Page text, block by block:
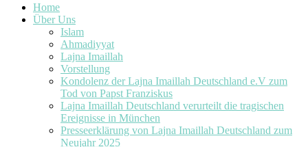
Home
Über Uns
Islam
Ahmadiyyat
Lajna Imaillah
Vorstellung
Kondolenz der Lajna Imaillah Deutschland e.V zum
Tod von Papst Franziskus
Lajna Imaillah Deutschland verurteilt die tragischen
Ereignisse in München
Presseerklärung von Lajna Imaillah Deutschland zum
Neujahr 2025